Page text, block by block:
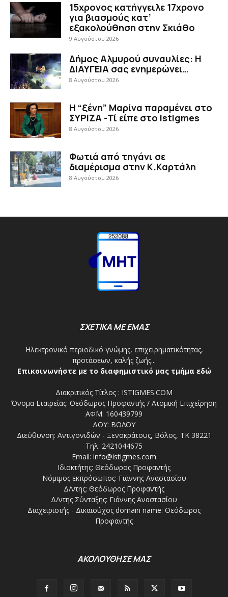
15χρονος κατήγγειλε 17χρονο
για βιασμούς κατ’
εξακολούθηση στην Σκιάθο
9 Αυγούστου 2026
Δήμος Αλμυρού συναυλίες: Η
ΔΙΑΥΓΕΙΑ σας ενημερώνει…
8 Αυγούστου 2026
Η “ξένη” Μαρίνα παραμένει στο
ΣΥΡΙΖΑ -Τί είπε στο istigmes
8 Αυγούστου 2026
Φωτιά από τηγάνι σε
διαμέρισμα στην Κ.Καρτάλη
8 Αυγούστου 2026
ΣΧΕΤΙΚΑ ΜΕ ΕΜΑΣ
Ηλεκτρονικό περιοδικό γνώμης, επιχειρηματικότητας,
προτάσεων, καλής ζωής...
Επικοινωνήστε με το διαφημιστικό μας τμήμα εδώ
Διακριτικός Τίτλος : ISTIGMES.COM
Όνομα Εταιρείας: Θεόδωρος Προφαντής / Ατομική Επιχείρηση
ΑΦΜ: 160439799
ΔΟΥ: ΒΟΛΟΥ
Διεύθυνση: Αντιγονιδών - Ξενοκράτους, Βόλος, ΤΚ 38221
Τηλ: 2421044675
Email: info@istigmes.com
Ιδιοκτήτης: Θεόδωρος Προφαντής
Νόμιμος εκπρόσωπος: Γιάννης Αναστασίου
Δ/ντης: Θεόδωρος Προφαντής
Δ/ντης Σύνταξης: Γιάννης Αναστασίου
Διαχειριστής - Δικαιούχος domain name: Θεόδωρος
Προφαντής
ΑΚΟΛΟΥΘΗΣΕ ΜΑΣ